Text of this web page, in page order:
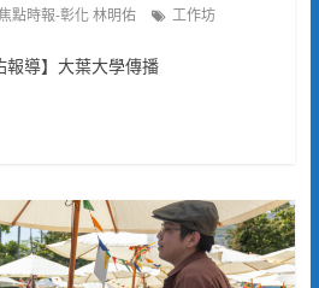
點時報-彰化 林明佑 工作坊
報導】大葉大學傳播